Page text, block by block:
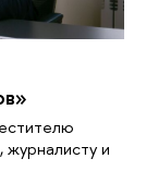
журналисту и